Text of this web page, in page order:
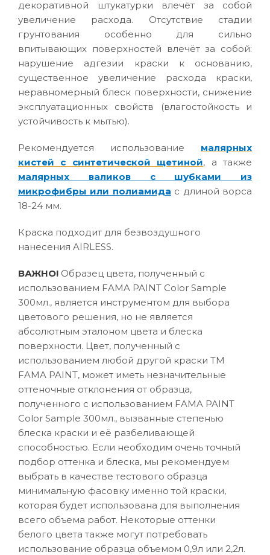
декоративной штукатурки влечёт за собой
увеличение расхода. Отсутствие стадии
грунтования особенно для сильно
впитывающих поверхностей влечёт за собой:
нарушение адгезии краски к основанию,
существенное увеличение расхода краски,
неравномерный блеск поверхности, снижение
эксплуатационных свойств (влагостойкость и
устойчивость к мытью).
Рекомендуется использование малярных
кистей с синтетической щетиной, а также
малярных валиков с шубками из
микрофибры или полиамида с длиной ворса
18-24 мм.
Краска подходит для безвоздушного
нанесения AIRLESS.
ВАЖНО! Образец цвета, полученный с
использованием FAMA PAINT Color Sample
300мл., является инструментом для выбора
цветового решения, но не является
абсолютным эталоном цвета и блеска
поверхности. Цвет, полученный с
использованием любой другой краски ТМ
FAMA PAINT, может иметь незначительные
оттеночные отклонения от образца,
полученного с использованием FAMA PAINT
Color Sample 300мл., вызванные степенью
блеска краски и её разбеливающей
способностью. Если необходим очень точный
подбор оттенка и блеска, мы рекомендуем
выбрать в качестве тестового образца
минимальную фасовку именно той краски,
которая будет использована для выполнения
всего объема работ. Некоторые оттенки
белого цвета также могут потребовать
использование образца объемом 0,9л или 2,2л.